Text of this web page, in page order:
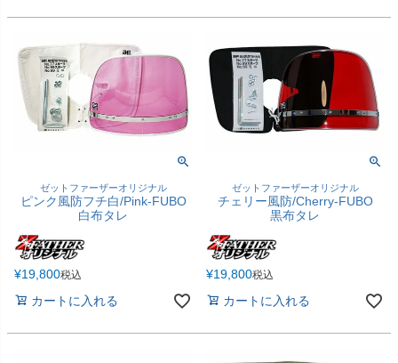
ゼットファーザーオリジナル
ピンク風防フチ白/Pink-FUBO
白布タレ
¥19,800税込
カートに入れる
ゼットファーザーオリジナル
チェリー風防/Cherry-FUBO
黒布タレ
¥19,800税込
カートに入れる